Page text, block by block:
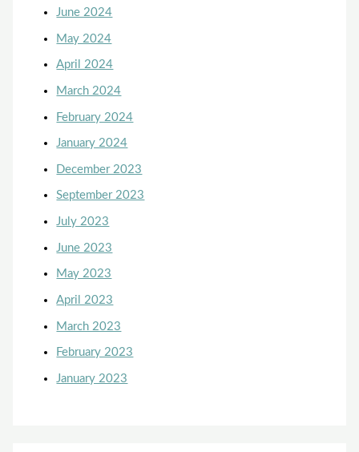
June 2024
May 2024
April 2024
March 2024
February 2024
January 2024
December 2023
September 2023
July 2023
June 2023
May 2023
April 2023
March 2023
February 2023
January 2023